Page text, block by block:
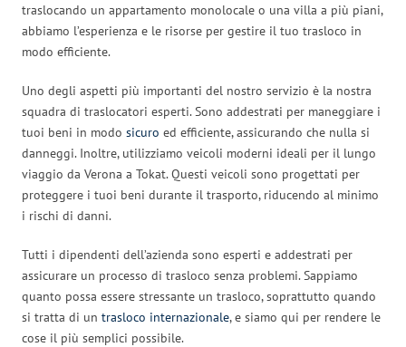
traslocando un appartamento monolocale o una villa a più piani,
abbiamo l’esperienza e le risorse per gestire il tuo trasloco in
modo efficiente.
Uno degli aspetti più importanti del nostro servizio è la nostra
squadra di traslocatori esperti. Sono addestrati per maneggiare i
tuoi beni in modo sicuro ed efficiente, assicurando che nulla si
danneggi. Inoltre, utilizziamo veicoli moderni ideali per il lungo
viaggio da Verona a Tokat. Questi veicoli sono progettati per
proteggere i tuoi beni durante il trasporto, riducendo al minimo
i rischi di danni.
Tutti i dipendenti dell’azienda sono esperti e addestrati per
assicurare un processo di trasloco senza problemi. Sappiamo
quanto possa essere stressante un trasloco, soprattutto quando
si tratta di un trasloco internazionale, e siamo qui per rendere le
cose il più semplici possibile.